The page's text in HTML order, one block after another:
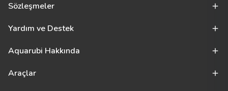
Sözleşmeler
Yardım ve Destek
Aquarubi Hakkında
Araçlar